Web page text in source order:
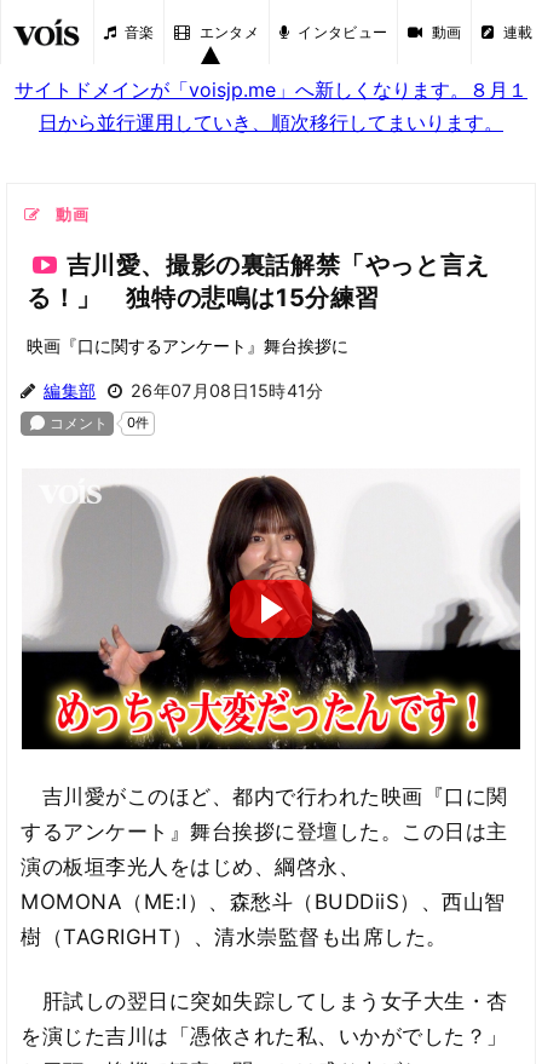
音楽 エンタメ インタビュー 動画 連載
サイトドメインが「voisjp.me」へ新しくなります。８月１
日から並行運用していき、順次移行してまいります。
動画
吉川愛、撮影の裏話解禁「やっと言え
る！」 独特の悲鳴は15分練習
映画『口に関するアンケート』舞台挨拶に
編集部 26年07月08日15時41分
吉川愛がこのほど、都内で行われた映画『口に関
するアンケート』舞台挨拶に登壇した。この日は主
演の板垣李光人をはじめ、綱啓永、
MOMONA（ME:I）、森愁斗（BUDDiiS）、西山智
樹（TAGRIGHT）、清水崇監督も出席した。
肝試しの翌日に突如失踪してしまう女子大生・杏
を演じた吉川は「憑依された私、いかがでした？」